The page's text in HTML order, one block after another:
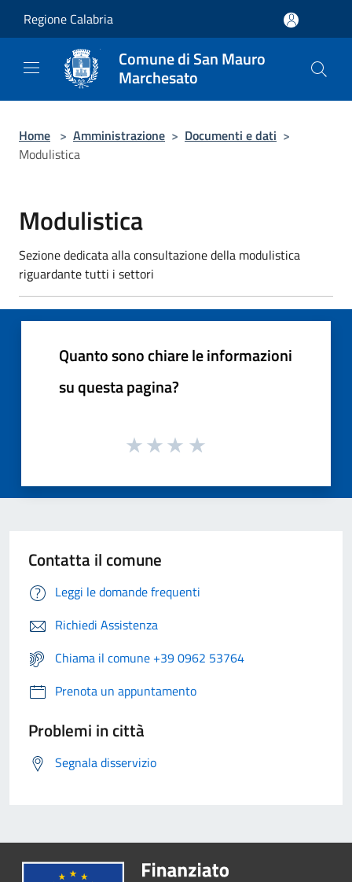
Regione Calabria
Comune di San Mauro
Marchesato
Home > Amministrazione > Documenti e dati >
Modulistica
Modulistica
Sezione dedicata alla consultazione della modulistica
riguardante tutti i settori
Quanto sono chiare le informazioni
su questa pagina?
Contatta il comune
Leggi le domande frequenti
Richiedi Assistenza
Chiama il comune +39 0962 53764
Prenota un appuntamento
Problemi in città
Segnala disservizio